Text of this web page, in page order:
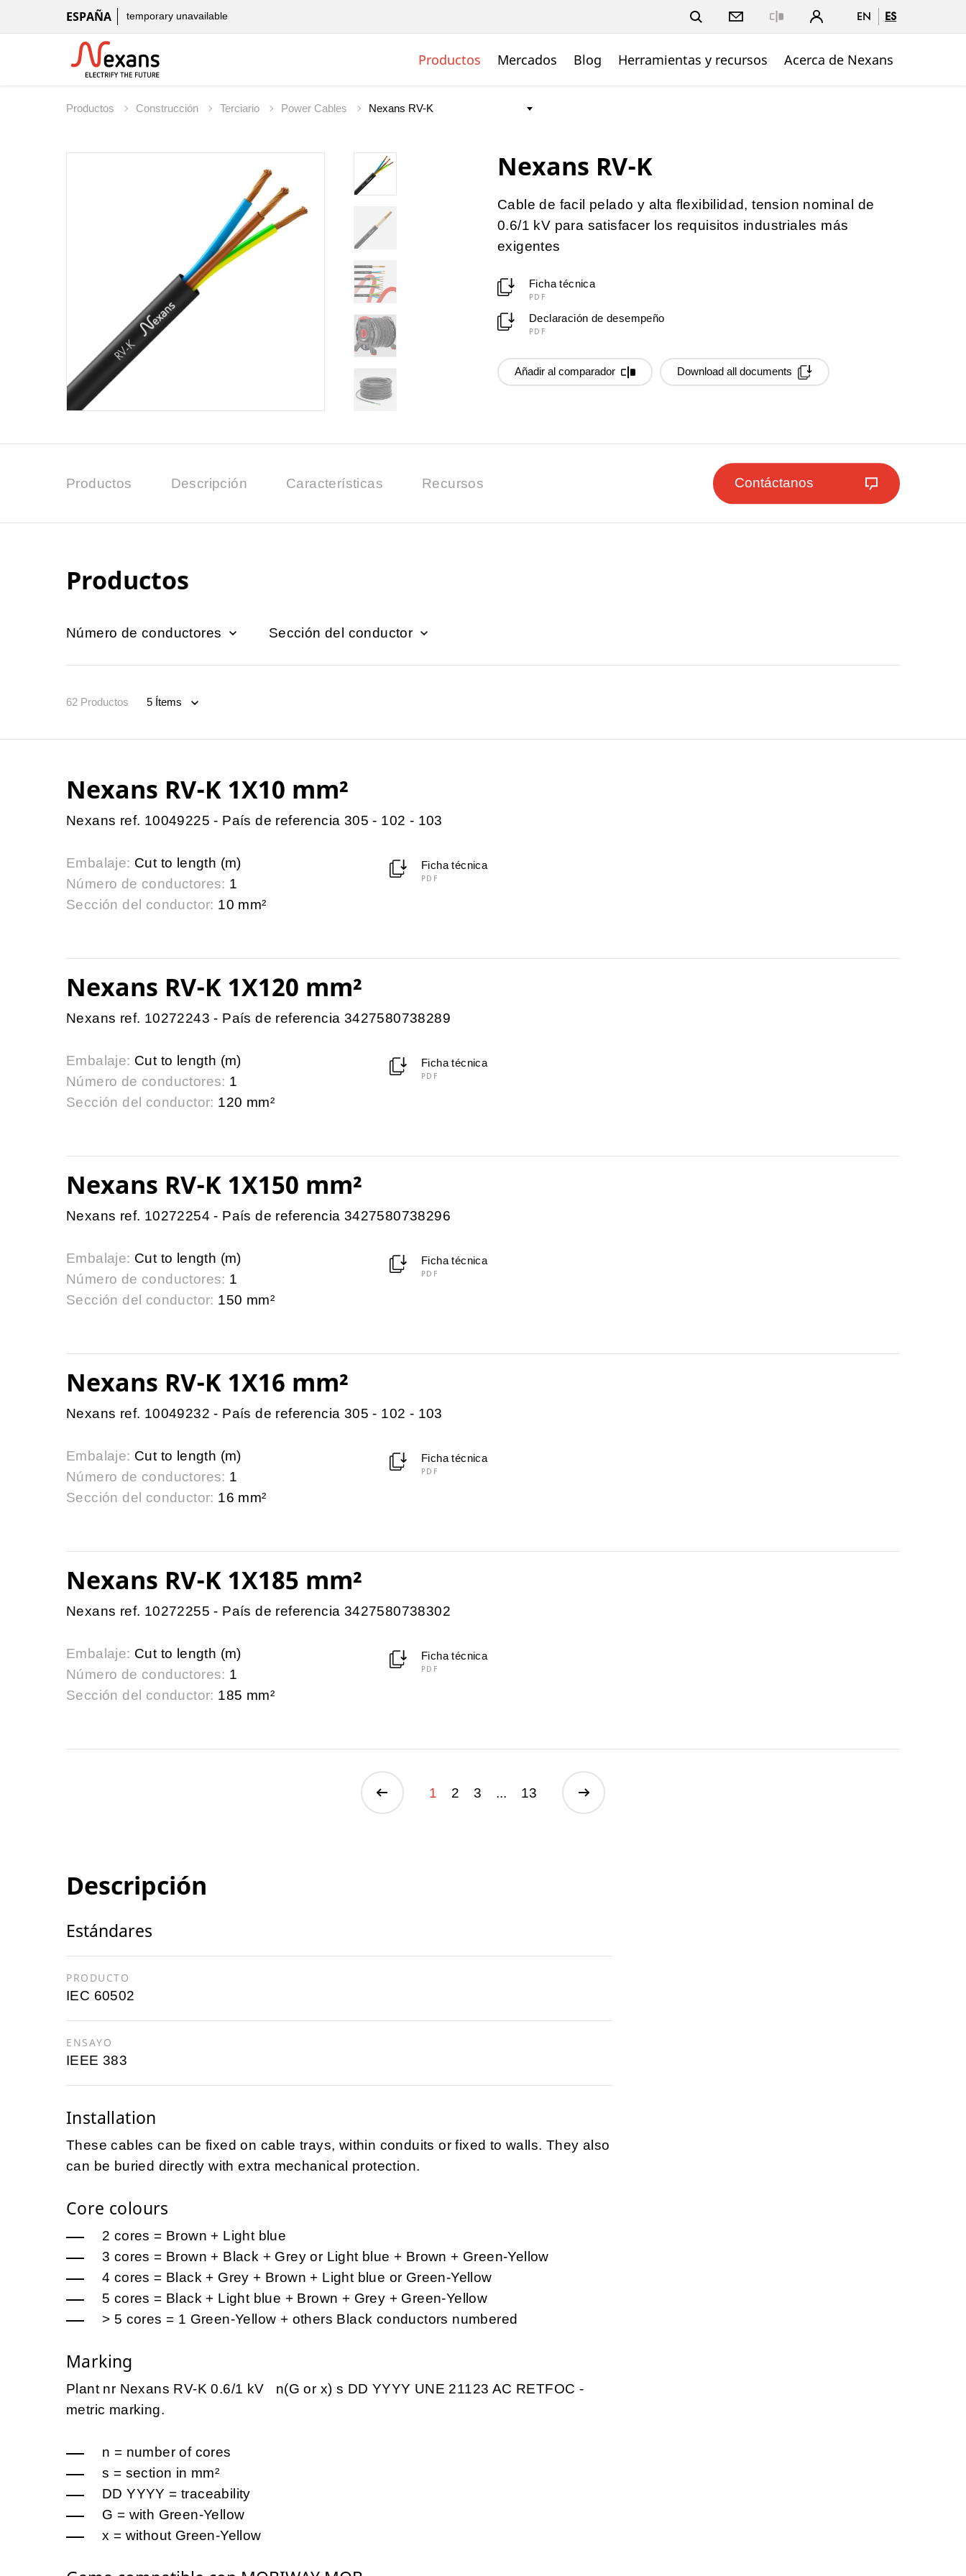
ESPAÑA temporary unavailable EN ES
Productos Mercados Blog Herramientas y recursos Acerca de Nexans
Productos Construcción Terciario Power Cables
Nexans RV-K
Cable de facil pelado y alta flexibilidad, tension nominal de
0.6/1 kV para satisfacer los requisitos industriales más
exigentes
Ficha técnica
PDF
Declaración de desempeño
PDF
Añadir al comparador Download all documents
Productos Descripción Características Recursos Contáctanos
Productos
Número de conductores Sección del conductor
62 Productos
Nexans RV-K 1X10 mm²
Nexans ref. 10049225 - País de referencia 305 - 102 - 103
Embalaje: Cut to length (m)
Número de conductores: 1
Sección del conductor: 10 mm²
Ficha técnica
PDF
Nexans RV-K 1X120 mm²
Nexans ref. 10272243 - País de referencia 3427580738289
Embalaje: Cut to length (m)
Número de conductores: 1
Sección del conductor: 120 mm²
Ficha técnica
PDF
Nexans RV-K 1X150 mm²
Nexans ref. 10272254 - País de referencia 3427580738296
Embalaje: Cut to length (m)
Número de conductores: 1
Sección del conductor: 150 mm²
Ficha técnica
PDF
Nexans RV-K 1X16 mm²
Nexans ref. 10049232 - País de referencia 305 - 102 - 103
Embalaje: Cut to length (m)
Número de conductores: 1
Sección del conductor: 16 mm²
Ficha técnica
PDF
Nexans RV-K 1X185 mm²
Nexans ref. 10272255 - País de referencia 3427580738302
Embalaje: Cut to length (m)
Número de conductores: 1
Sección del conductor: 185 mm²
Ficha técnica
PDF
1 2 3 ... 13
Descripción
Estándares
PRODUCTO
IEC 60502
ENSAYO
IEEE 383
Installation
These cables can be fixed on cable trays, within conduits or fixed to walls. They also
can be buried directly with extra mechanical protection.
Core colours
2 cores = Brown + Light blue
3 cores = Brown + Black + Grey or Light blue + Brown + Green-Yellow
4 cores = Black + Grey + Brown + Light blue or Green-Yellow
5 cores = Black + Light blue + Brown + Grey + Green-Yellow
> 5 cores = 1 Green-Yellow + others Black conductors numbered
Marking
Plant nr Nexans RV-K 0.6/1 kV n(G or x) s DD YYYY UNE 21123 AC RETFOC -
metric marking.
n = number of cores
s = section in mm²
DD YYYY = traceability
G = with Green-Yellow
x = without Green-Yellow